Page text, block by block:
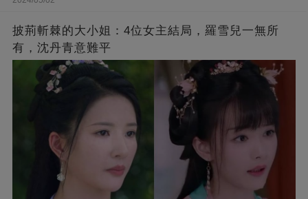
披荊斬棘的大小姐：4位女主結局，羅雪兒一無所
有，沈丹青意難平